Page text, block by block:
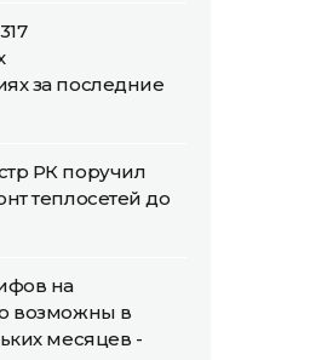
за последние
РК поручил
теплосетей до
на
возможны в
месяцев -